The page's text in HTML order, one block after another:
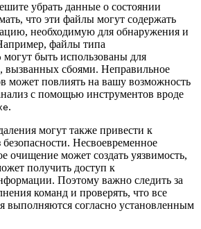
убрать данные о состоянии
что эти файлы могут содержать
необходимую для обнаружения и
файлы типа
могут быть использованы для
вызванных сбоями. Неправильное
может повлиять на вашу возможность
с помощью инструментов вроде
.
могут также привести к
Несвоевременное
очищение может создать уязвимость,
получить доступ к
Поэтому важно следить за
команд и проверять, что все
выполняются согласно установленным